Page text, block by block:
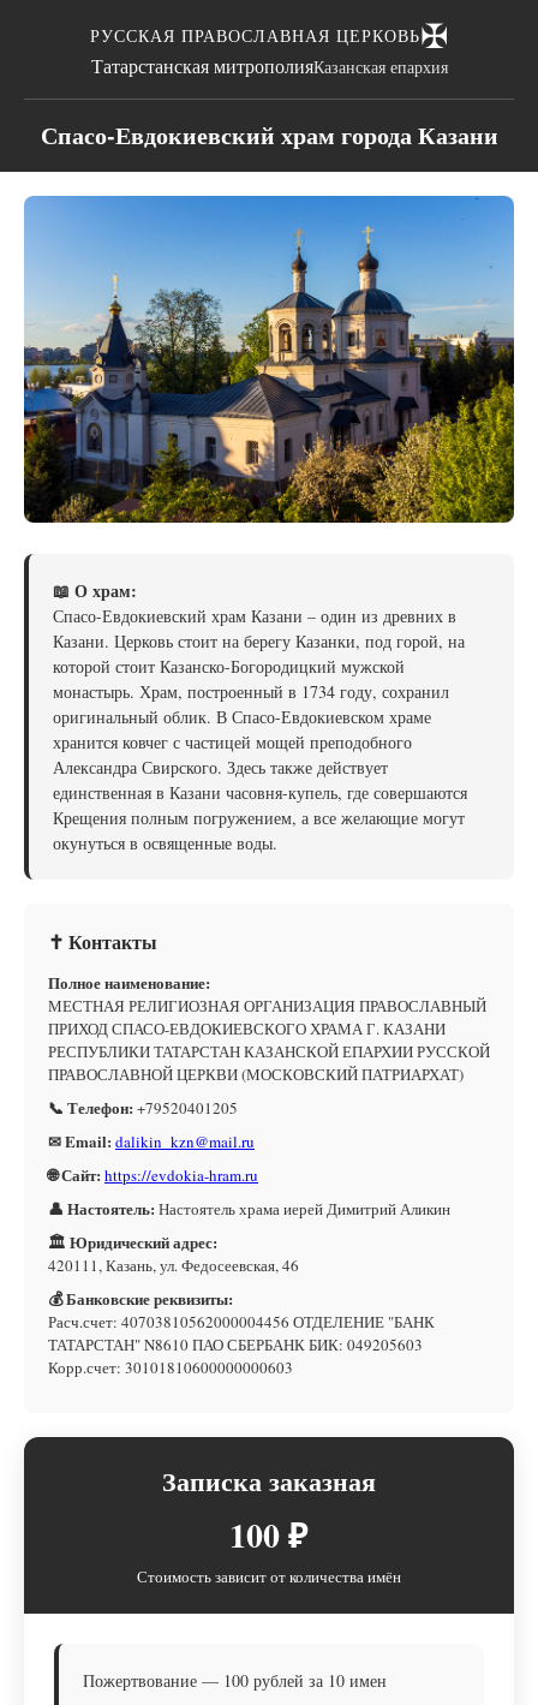
РУССКАЯ ПРАВОСЛАВНАЯ ЦЕРКОВЬ✠
Татарстанская митрополияКазанская епархия
Спасо-Евдокиевский храм города Казани
📖 О храм:
Спасо-Евдокиевский храм Казани – один из древних в
Казани. Церковь стоит на берегу Казанки, под горой, на
которой стоит Казанско-Богородицкий мужской
монастырь. Храм, построенный в 1734 году, сохранил
оригинальный облик. В Спасо-Евдокиевском храме
хранится ковчег с частицей мощей преподобного
Александра Свирского. Здесь также действует
единственная в Казани часовня-купель, где совершаются
Крещения полным погружением, а все желающие могут
окунуться в освященные воды.
✝ Контакты
Полное наименование:
МЕСТНАЯ РЕЛИГИОЗНАЯ ОРГАНИЗАЦИЯ ПРАВОСЛАВНЫЙ
ПРИХОД СПАСО-ЕВДОКИЕВСКОГО ХРАМА Г. КАЗАНИ
РЕСПУБЛИКИ ТАТАРСТАН КАЗАНСКОЙ ЕПАРХИИ РУССКОЙ
ПРАВОСЛАВНОЙ ЦЕРКВИ (МОСКОВСКИЙ ПАТРИАРХАТ)
📞 Телефон: +79520401205
✉ Email: dalikin_kzn@mail.ru
🌐 Сайт: https://evdokia-hram.ru
👤 Настоятель: Настоятель храма иерей Димитрий Аликин
🏛 Юридический адрес:
420111, Казань, ул. Федосеевская, 46
💰 Банковские реквизиты:
Расч.счет: 40703810562000004456 ОТДЕЛЕНИЕ "БАНК
ТАТАРСТАН" N8610 ПАО СБЕРБАНК БИК: 049205603
Корр.счет: 30101810600000000603
Записка заказная
100 ₽
Стоимость зависит от количества имён
Пожертвование — 100 рублей за 10 имен